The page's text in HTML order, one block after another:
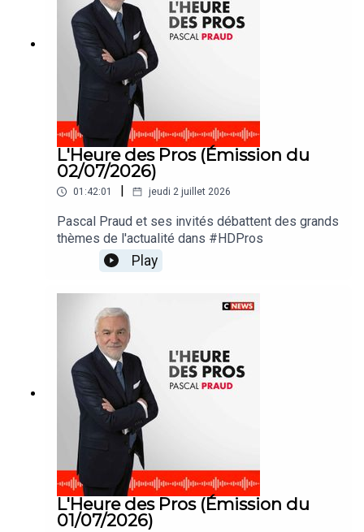
L'Heure des Pros (Émission du
02/07/2026)
01:42:01 jeudi 2 juillet 2026
Pascal Praud et ses invités débattent des grands
thèmes de l'actualité dans #HDPros
Play
L'Heure des Pros (Émission du
01/07/2026)